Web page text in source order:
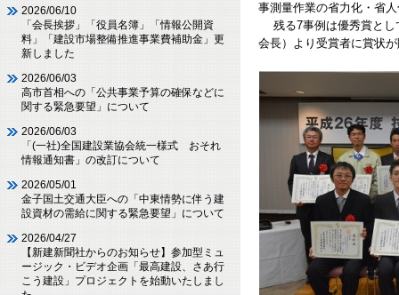
事測量作業の省力化・省
残る7事例は優秀賞とし
会長）より受賞者に賞状
2026/06/10
「会長挨拶」「役員名簿」「情報公開資
料」「建設市場整備推進事業費補助金」更
新しました
2026/06/03
高市首相への「公共事業予算の確保などに
関する緊急要望」について
2026/06/03
「(一社)全国建設業協会統一様式 おそれ
情報通知書」の改訂について
2026/05/01
金子国土交通大臣への「中東情勢に伴う建
設資材の需給に関する緊急要望」について
2026/04/27
【新建新聞社からのお知らせ】参加型ミュ
ージック・ビデオ企画「最高建設、さあ行
こう建設」プロジェクトを始動いたしまし